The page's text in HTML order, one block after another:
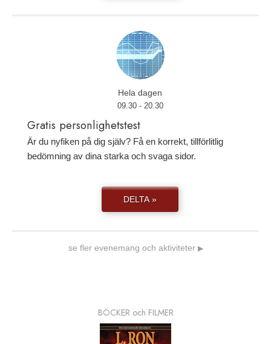
Hela dagen
09.30 - 20.30
Gratis personlighetstest
Är du nyfiken på dig själv? Få en korrekt, tillförlitlig
bedömning av dina starka och svaga sidor.
DELTA »
se fler evenemang och aktiviteter ▶
BÖCKER och FILMER